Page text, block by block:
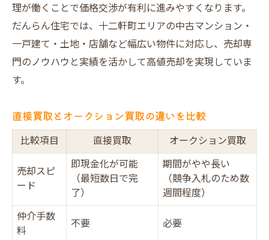
理が働くことで価格交渉が有利に進みやすくなります。
だんらん住宅では、十二軒町エリアの中古マンション・
一戸建て・土地・店舗など幅広い物件に対応し、売却専
門のノウハウと実績を活かして高値売却を実現していま
す。
直接買取とオークション買取の違いを比較
比較項目 直接買取
オークション買取
売却スピ
ード
即現金化が可能
（最短数日で完
了）
期間がやや長い
（競争入札のため数
週間程度）
仲介手数
料
不要 必要